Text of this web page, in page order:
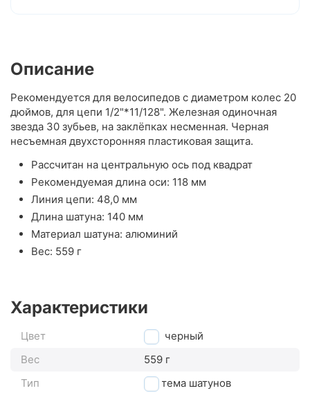
Описание
Рекомендуется для велосипедов с диаметром колес 20
дюймов, для цепи 1/2"*11/128". Железная одиночная
звезда 30 зубьев, на заклёпках несменная. Черная
несъемная двухсторонняя пластиковая защита.
Рассчитан на центральную ось под квадрат
Рекомендуемая длина оси: 118 мм
Линия цепи: 48,0 мм
Длина шатуна: 140 мм
Материал шатуна: алюминий
Вес: 559 г
Характеристики
Цвет
черный
Вес
559 г
Тип
система шатунов